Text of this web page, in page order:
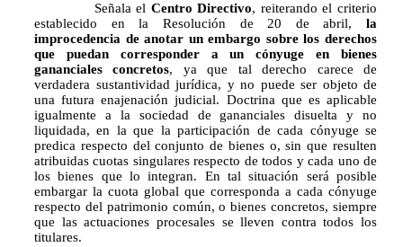
Señala el Centro Directivo, reiterando el criterio
establecido en la Resolución de 20 de abril, la
improcedencia de anotar un embargo sobre los derechos
que puedan corresponder a un cónyuge en bienes
gananciales concretos, ya que tal derecho carece de
verdadera sustantividad jurídica, y no puede ser objeto de
una futura enajenación judicial. Doctrina que es aplicable
igualmente a la sociedad de gananciales disuelta y no
liquidada, en la que la participación de cada cónyuge se
predica respecto del conjunto de bienes o, sin que resulten
atribuidas cuotas singulares respecto de todos y cada uno de
los bienes que lo integran. En tal situación será posible
embargar la cuota global que corresponda a cada cónyuge
respecto del patrimonio común, o bienes concretos, siempre
que las actuaciones procesales se lleven contra todos los
titulares.